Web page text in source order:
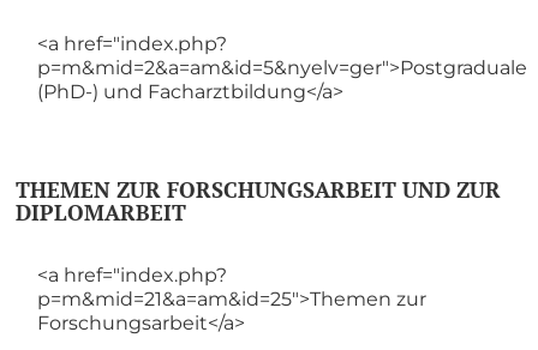
<a href="index.php?
p=m&mid=2&a=am&id=5&nyelv=ger">Postgraduale
(PhD-) und Facharztbildung</a>
THEMEN ZUR FORSCHUNGSARBEIT UND ZUR
DIPLOMARBEIT
<a href="index.php?
p=m&mid=21&a=am&id=25">Themen zur
Forschungsarbeit</a>